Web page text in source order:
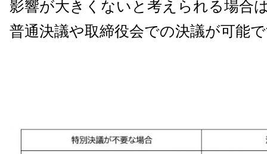
影響が大きくないと考えられる場合
普通決議や取締役会での決議が可能